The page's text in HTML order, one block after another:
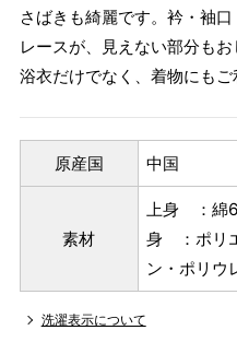
さばきも綺麗です。衿・袖
レースが、見えない部分もお
浴衣だけでなく、着物にもご
原産国 中国
素材
上身 ：綿
身 ：ポリ
ン・ポリウ
洗濯表示について